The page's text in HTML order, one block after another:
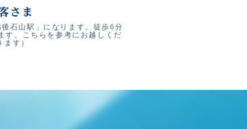
さま
石山駅」になります。徒歩6分
す。こちらを参考にお越しくだ
す）